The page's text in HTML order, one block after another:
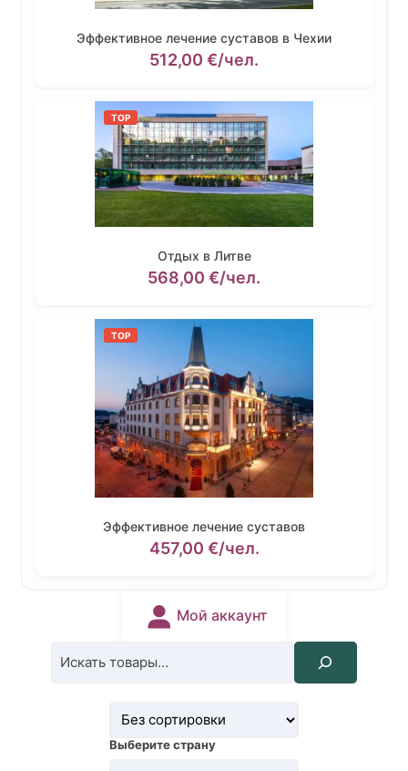
Мой аккаунт
Эффективное лечение суставов в Чехии
512,00 €/чел.
TOP
Отдых в Литве
568,00 €/чел.
TOP
Эффективное лечение суставов
457,00 €/чел.
Выберите страну